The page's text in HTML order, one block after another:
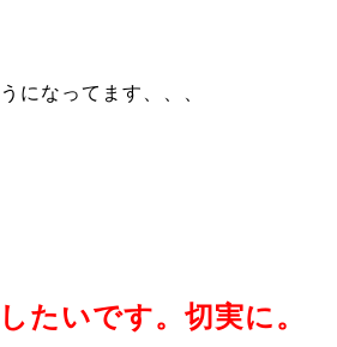
になってます、、、
たいです。切実に。